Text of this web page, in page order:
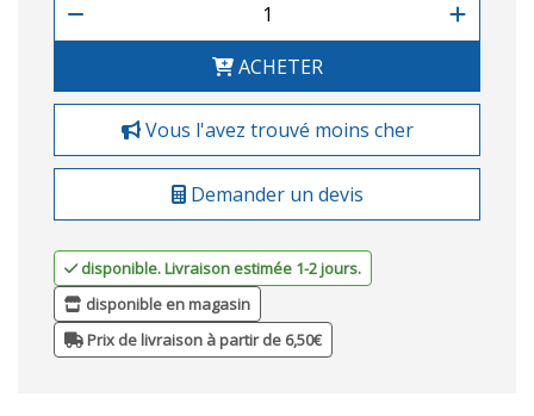
ACHETER
Vous l'avez trouvé moins cher
Demander un devis
disponible. Livraison estimée 1-2 jours.
disponible en magasin
Prix de livraison à partir de 6,50€